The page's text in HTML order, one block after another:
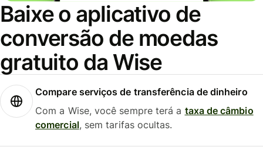
Baixe o aplicativo de
conversão de moedas
gratuito da Wise
Compare serviços de transferência de dinheiro
Com a Wise, você sempre terá a taxa de câmbio
comercial, sem tarifas ocultas.